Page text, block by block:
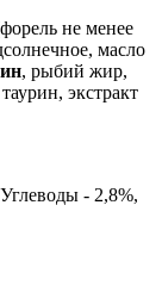
не менее
масло
, рыбий жир,
экстракт
- 2,8%,